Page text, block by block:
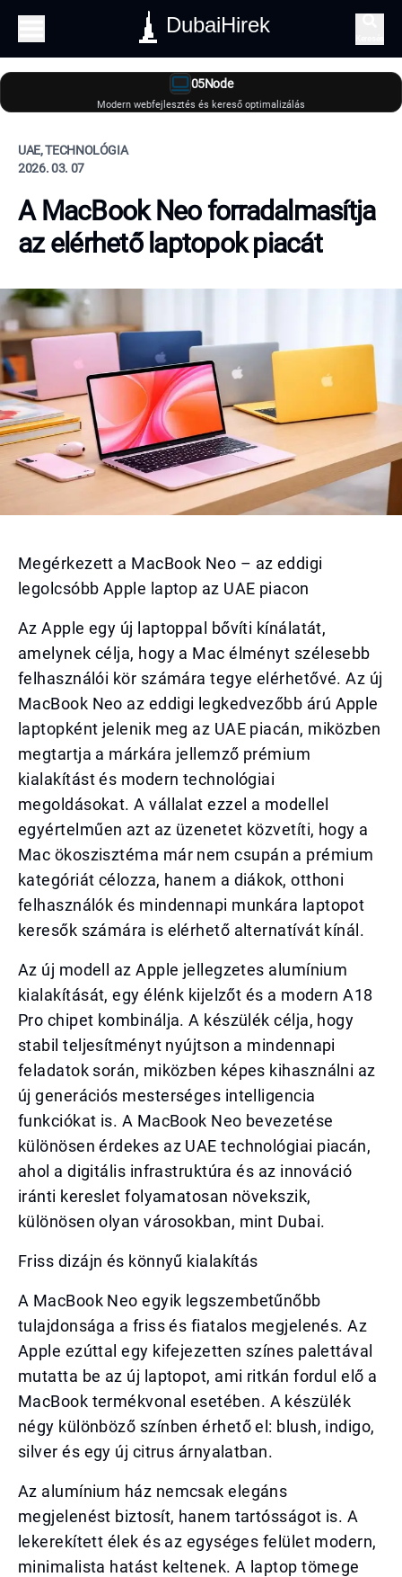
DubaiHirek
05Node
Modern webfejlesztés és kereső optimalizálás
UAE, TECHNOLÓGIA
2026. 03. 07
A MacBook Neo forradalmasítja
az elérhető laptopok piacát
Megérkezett a MacBook Neo – az eddigi
legolcsóbb Apple laptop az UAE piacon
Az Apple egy új laptoppal bővíti kínálatát,
amelynek célja, hogy a Mac élményt szélesebb
felhasználói kör számára tegye elérhetővé. Az új
MacBook Neo az eddigi legkedvezőbb árú Apple
laptopként jelenik meg az UAE piacán, miközben
megtartja a márkára jellemző prémium
kialakítást és modern technológiai
megoldásokat. A vállalat ezzel a modellel
egyértelműen azt az üzenetet közvetíti, hogy a
Mac ökoszisztéma már nem csupán a prémium
kategóriát célozza, hanem a diákok, otthoni
felhasználók és mindennapi munkára laptopot
keresők számára is elérhető alternatívát kínál.
Az új modell az Apple jellegzetes alumínium
kialakítását, egy élénk kijelzőt és a modern A18
Pro chipet kombinálja. A készülék célja, hogy
stabil teljesítményt nyújtson a mindennapi
feladatok során, miközben képes kihasználni az
új generációs mesterséges intelligencia
funkciókat is. A MacBook Neo bevezetése
különösen érdekes az UAE technológiai piacán,
ahol a digitális infrastruktúra és az innováció
iránti kereslet folyamatosan növekszik,
különösen olyan városokban, mint Dubai.
Friss dizájn és könnyű kialakítás
A MacBook Neo egyik legszembetűnőbb
tulajdonsága a friss és fiatalos megjelenés. Az
Apple ezúttal egy kifejezetten színes palettával
mutatta be az új laptopot, ami ritkán fordul elő a
MacBook termékvonal esetében. A készülék
négy különböző színben érhető el: blush, indigo,
silver és egy új citrus árnyalatban.
Az alumínium ház nemcsak elegáns
megjelenést biztosít, hanem tartósságot is. A
lekerekített élek és az egységes felület modern,
minimalista hatást keltenek. A laptop tömege